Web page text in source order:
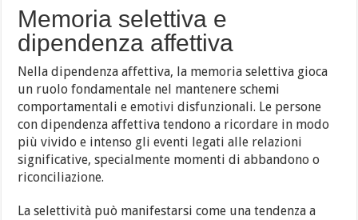
Memoria selettiva e
dipendenza affettiva
Nella dipendenza affettiva, la memoria selettiva gioca
un ruolo fondamentale nel mantenere schemi
comportamentali e emotivi disfunzionali. Le persone
con dipendenza affettiva tendono a ricordare in modo
più vivido e intenso gli eventi legati alle relazioni
significative, specialmente momenti di abbandono o
riconciliazione.
La selettività può manifestarsi come una tendenza a